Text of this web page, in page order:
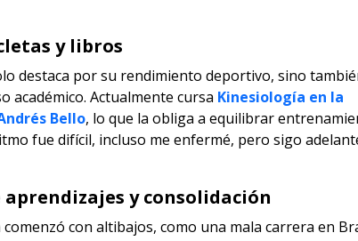
y libros
destaca por su rendimiento deportivo, sino
académico. Actualmente cursa Kinesiología en la
Bello, lo que la obliga a equilibrar
fue difícil, incluso me enfermé, pero sigo
aprendizajes y consolidación
con altibajos, como una mala carrera en